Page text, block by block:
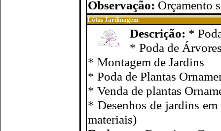
Observação: Orçamento
Lótus Jardinagem
Descrição: *
* Poda de
* Montagem de Jardins
* Poda de Plantas
* Venda de plantas
* Desenhos de jardins
materiais)